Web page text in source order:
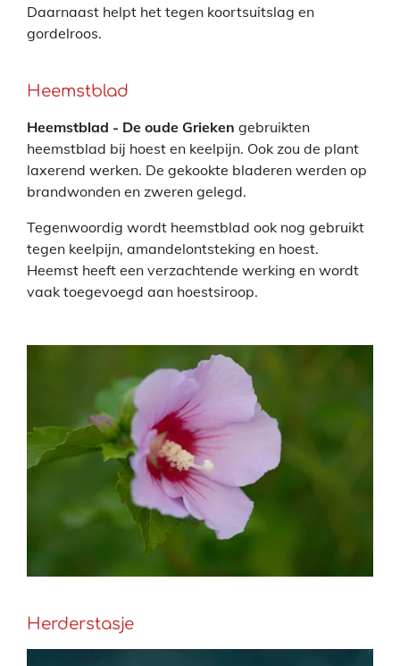
Daarnaast helpt het tegen koortsuitslag en
gordelroos.
Heemstblad
Heemstblad - De oude Grieken gebruikten
heemstblad bij hoest en keelpijn. Ook zou de plant
laxerend werken. De gekookte bladeren werden op
brandwonden en zweren gelegd.
Tegenwoordig wordt heemstblad ook nog gebruikt
tegen keelpijn, amandelontsteking en hoest.
Heemst heeft een verzachtende werking en wordt
vaak toegevoegd aan hoestsiroop.
Herderstasje